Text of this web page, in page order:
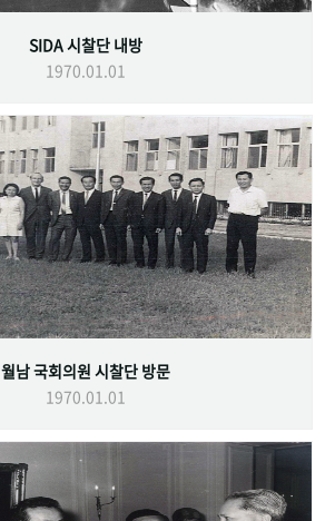
SIDA 시찰단 내방
1970.01.01
월남 국회의원 시찰단 방문
1970.01.01